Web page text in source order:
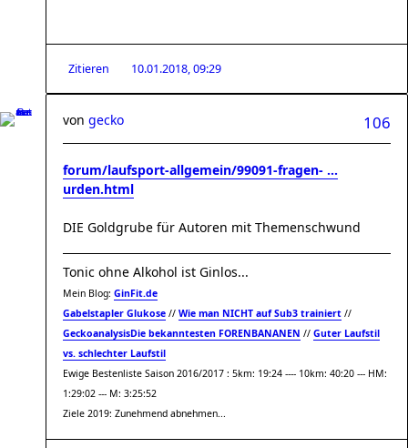
Zitieren 10.01.2018, 09:29
106
von gecko
forum/laufsport-allgemein/99091-fragen- ...
urden.html
DIE Goldgrube für Autoren mit Themenschwund
Tonic ohne Alkohol ist Ginlos...
Mein Blog: GinFit.de
Gabelstapler Glukose // Wie man NICHT auf Sub3 trainiert //
GeckoanalysisDie bekanntesten FORENBANANEN // Guter Laufstil
vs. schlechter Laufstil
Ewige Bestenliste Saison 2016/2017 : 5km: 19:24 ---- 10km: 40:20 --- HM:
1:29:02 --- M: 3:25:52
Ziele 2019: Zunehmend abnehmen...